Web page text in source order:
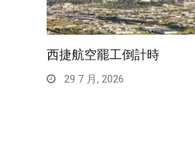
西捷航空罷工倒計時
29 7 月, 2026